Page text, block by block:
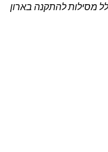
מסילות להתקנה בארון